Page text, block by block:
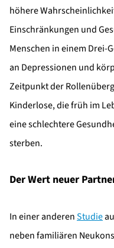
höhere
Einschränkungen und
Menschen in einem Drei-
an Depressionen und
Zeitpunkt der
Kinderlose, die früh im
eine schlechtere
sterben.
Der Wert neuer
In einer anderenStudie
neben familiären